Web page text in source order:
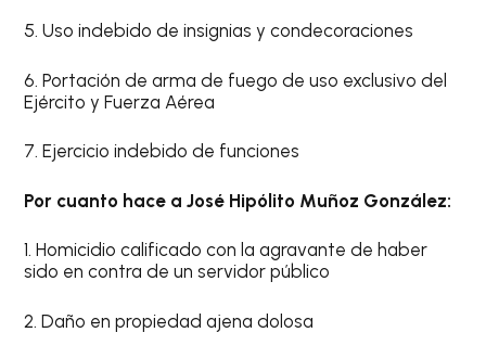
5. Uso indebido de insignias y condecoraciones
6. Portación de arma de fuego de uso exclusivo del
Ejército y Fuerza Aérea
7. Ejercicio indebido de funciones
Por cuanto hace a José Hipólito Muñoz González:
1. Homicidio calificado con la agravante de haber
sido en contra de un servidor público
2. Daño en propiedad ajena dolosa